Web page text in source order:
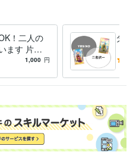
関するお話の傾聴&助言
況をクリアに
アドバイス
！二人の
ます 片思
のあなた
1,000 円
タロ
《恋
りま